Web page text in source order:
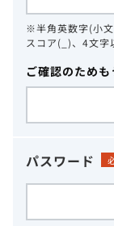
※半角英数字(小
スコア(_)、4文字
ご確認のため
パスワード